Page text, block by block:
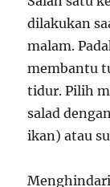
dilakukan
malam.
membantu
tidur. Pilih
salad
ikan) atau